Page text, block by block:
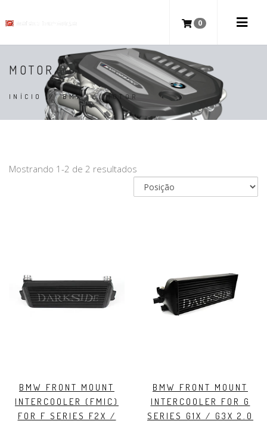
0
MOTOR
INÍCIO /BMW/MOTOR
Mostrando 1-2 de 2 resultados
BMW FRONT MOUNT
INTERCOOLER (FMIC)
FOR F SERIES F2X /
BMW FRONT MOUNT
INTERCOOLER FOR G
SERIES G1X / G3X 2.0